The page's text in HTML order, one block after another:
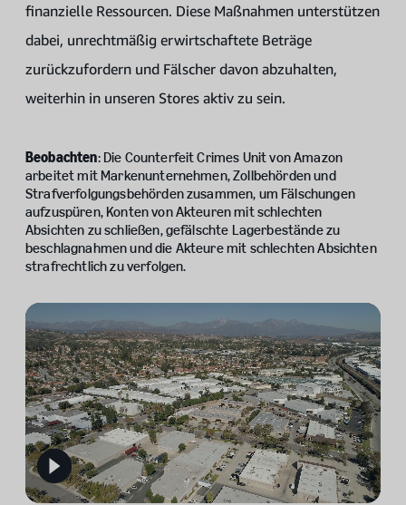
finanzielle Ressourcen. Diese Maßnahmen unterstützen
dabei, unrechtmäßig erwirtschaftete Beträge
zurückzufordern und Fälscher davon abzuhalten,
weiterhin in unseren Stores aktiv zu sein.
Beobachten: Die Counterfeit Crimes Unit von Amazon
arbeitet mit Markenunternehmen, Zollbehörden und
Strafverfolgungsbehörden zusammen, um Fälschungen
aufzuspüren, Konten von Akteuren mit schlechten
Absichten zu schließen, gefälschte Lagerbestände zu
beschlagnahmen und die Akteure mit schlechten Absichten
strafrechtlich zu verfolgen.